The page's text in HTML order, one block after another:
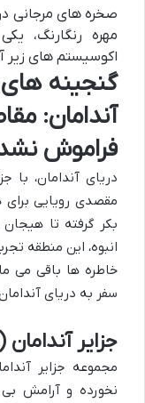
صخره های مرجانی
مهره رنگارنگ،
اکوسیستم های
گنجینه
آندامان:
فراموش
دریای آندامان، با
مقصدی رویایی
بکر گرفته تا
انبوه، این منطقه
خاطره ها باقی می
سفر به دریای
جزایر
مجموعه جزایر
نخورده و آرامش